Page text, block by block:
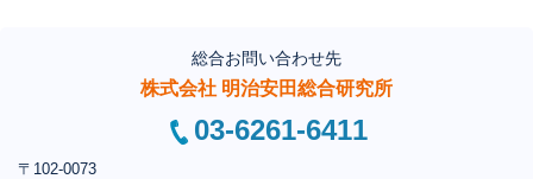
総合お問い合わせ先
株式会社 明治安田総合研究所
03-6261-6411
〒102-0073